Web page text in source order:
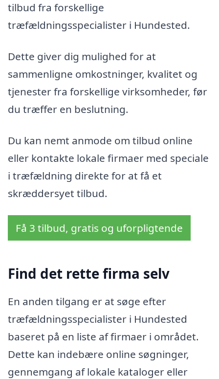
tilbud fra forskellige
træfældningsspecialister i Hundested.
Dette giver dig mulighed for at
sammenligne omkostninger, kvalitet og
tjenester fra forskellige virksomheder, før
du træffer en beslutning.
Du kan nemt anmode om tilbud online
eller kontakte lokale firmaer med speciale
i træfældning direkte for at få et
skræddersyet tilbud.
Få 3 tilbud, gratis og uforpligtende
Find det rette firma selv
En anden tilgang er at søge efter
træfældningsspecialister i Hundested
baseret på en liste af firmaer i området.
Dette kan indebære online søgninger,
gennemgang af lokale kataloger eller